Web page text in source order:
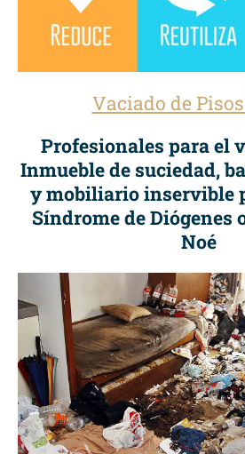
Vaciado de
Profesionales para el
Inmueble de suciedad,
y mobiliario inservible
Síndrome de Diógenes
Noé